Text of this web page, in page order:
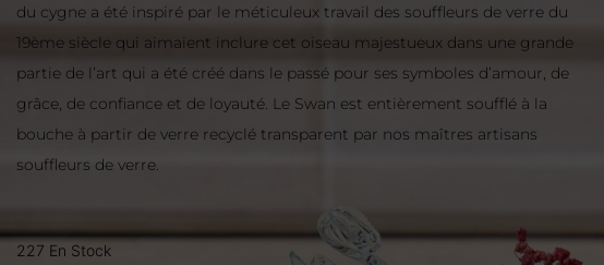
du cygne a été inspiré par le méticuleux travail des souffleurs de verre du
19ème siècle qui aimaient inclure cet oiseau majestueux dans une grande
partie de l’art qui a été créé dans le passé pour ses symboles d’amour, de
grâce, de confiance et de loyauté. Le Swan est entièrement soufflé à la
bouche à partir de verre recyclé transparent par nos maîtres artisans
souffleurs de verre.
227 En Stock